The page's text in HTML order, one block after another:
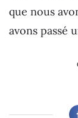
que nous
avons passé